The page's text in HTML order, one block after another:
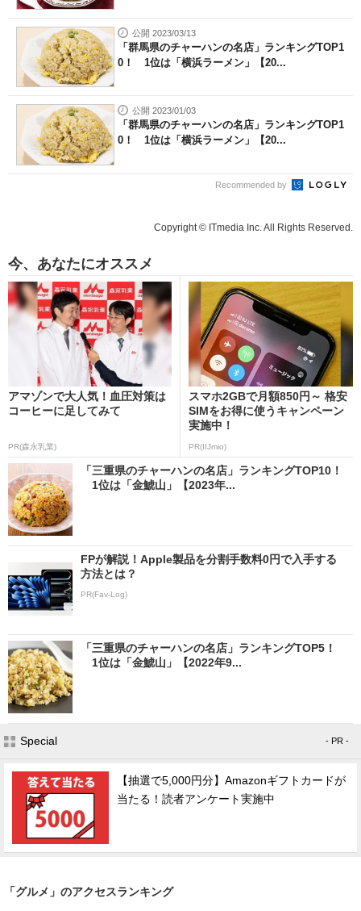
公開 2023/03/13
「群馬県のチャーハンの名店」ランキングTOP1
0！ 1位は「横浜ラーメン」【20...
公開 2023/01/03
「群馬県のチャーハンの名店」ランキングTOP1
0！ 1位は「横浜ラーメン」【20...
Recommended by
Copyright © ITmedia Inc. All Rights Reserved.
今、あなたにオススメ
アマゾンで大人気！血圧対策は
コーヒーに足してみて
PR(森永乳業)
スマホ2GBで月額850円～ 格安
SIMをお得に使うキャンペーン
実施中！
PR(IIJmio)
「三重県のチャーハンの名店」ランキングTOP10！
1位は「金鯱山」【2023年...
FPが解説！Apple製品を分割手数料0円で入手する
方法とは？
PR(Fav-Log)
「三重県のチャーハンの名店」ランキングTOP5！
1位は「金鯱山」【2022年9...
Special - PR -
【抽選で5,000円分】Amazonギフトカードが
当たる！読者アンケート実施中
「グルメ」のアクセスランキング